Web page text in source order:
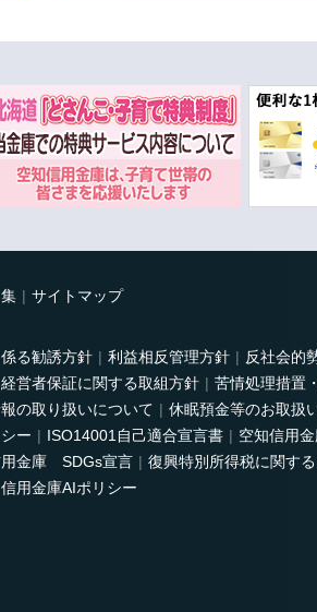
サイトマップ
る勧誘方針 利益相反管理方針 反社会的
経営者保証に関する取組方針
苦情処理措置
の取り扱いについて
休眠預金等のお取扱
ー
ISO14001自己適合宣言書
空知信用
用金庫 SDGs宣言
復興特別所得税に関す
用金庫AIポリシー